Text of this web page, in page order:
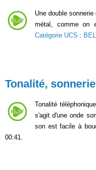
Une double
métal, comme on
Catégorie UCS :
Tonalité,
Tonalité
s'agit d'une onde
son est facile à
00:41.